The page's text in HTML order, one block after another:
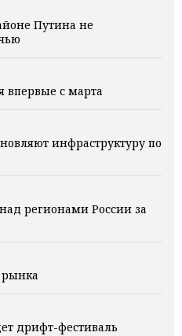
Путина не
впервые с марта
инфраструктуру по
регионами России за
рынка
дрифт-фестиваль